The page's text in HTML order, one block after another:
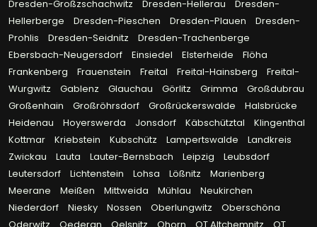
Dresden-Großzschachwitz
Dresden-Hellerau
Dresden-
Hellerberge
Dresden-Pieschen Dresden-Plauen
Dresden-
Prohlis
Dresden-Seidnitz
Dresden-Trachenberge
Ebersbach-Neugersdorf
Einsiedel Elsterheide
Flöha
Frankenberg
Frauenstein Freital Freital-Hainsberg
Freital-
Wurgwitz
Gablenz Glauchau Görlitz Grimma
Großdubrau
Großenhain
Großröhrsdorf Großrückerswalde
Halsbrücke
Heidenau
Hoyerswerda Jonsdorf Käbschütztal
Klingenthal
Kottmar
Kriebstein Kubschütz Lampertswalde
Landkreis
Zwickau
Lauta Lauter-Bernsbach Leipzig
Leubsdorf
Leutersdorf
Lichtenstein Lohsa Lößnitz
Marienberg
Meerane
Meißen Mittweida Mühlau
Neukirchen
Niederdorf
Niesky Nossen Oberlungwitz
Oberschöna